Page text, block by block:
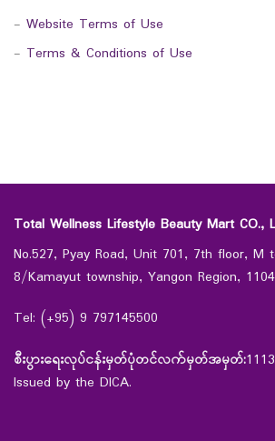
- Website Terms of Use
- Terms & Conditions of Use
Total Wellness Lifestyle Beauty Mart CO.,
No.527, Pyay Road, Unit 701, 7th floor, M
8/Kamayut township, Yangon Region,
Tel: (+95) 9 797145500
စီးပွားရေးလုပ်ငန်းမှတ်ပုံတင်လက်မှတ်အမှတ်:
Issued by the DICA.